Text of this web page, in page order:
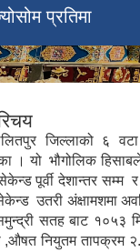
प्रतिमा
र छर्योतेन
उपत्यकाको मनोरम
सामुहिक तस्विर
मन्दिर ,नल्लु
बस्तीको दृश्य
कार्यालय
जिल्लाको ६
। यो भौगोलिक
पूर्वी देशान्तर सम्म
उतरी अंक्षामशमा
सतह बाट १०५३
नियुतम तापक्रम